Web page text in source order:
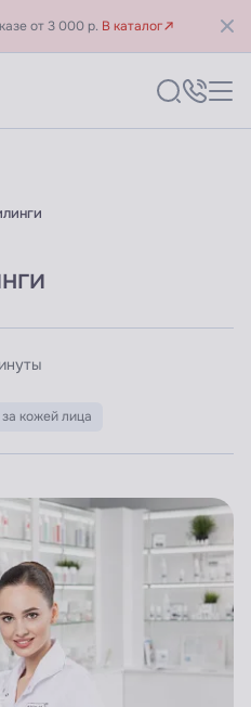
от 3 000 р. В каталог
кожей лица